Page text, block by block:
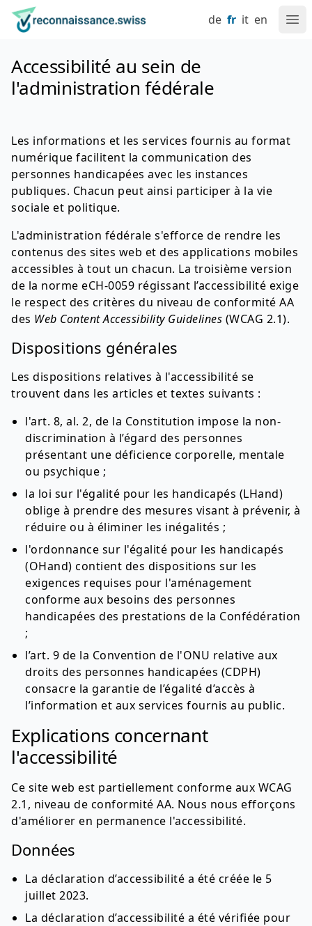
Naviguez sur reconnaissance.swiss
Aller au contenu
Réglage de la langue
Navigation principale
Retour à la page d'accueil de fr it en
Accessibilité au sein de
l'administration fédérale
Les informations et les services fournis au format
numérique facilitent la communication des
personnes handicapées avec les instances
publiques. Chacun peut ainsi participer à la vie
sociale et politique.
L'administration fédérale s'efforce de rendre les
contenus des sites web et des applications mobiles
accessibles à tout un chacun. La troisième version
de la norme eCH-0059 régissant l’accessibilité exige
le respect des critères du niveau de conformité AA
des Web Content Accessibility Guidelines (WCAG 2.1).
Dispositions générales
Les dispositions relatives à l'accessibilité se
trouvent dans les articles et textes suivants :
l'art. 8, al. 2, de la Constitution impose la non-
discrimination à l’égard des personnes
présentant une déficience corporelle, mentale
ou psychique ;
la loi sur l'égalité pour les handicapés (LHand)
oblige à prendre des mesures visant à prévenir, à
réduire ou à éliminer les inégalités ;
l'ordonnance sur l'égalité pour les handicapés
(OHand) contient des dispositions sur les
exigences requises pour l'aménagement
conforme aux besoins des personnes
handicapées des prestations de la Confédération
;
l’art. 9 de la Convention de l'ONU relative aux
droits des personnes handicapées (CDPH)
consacre la garantie de l’égalité d’accès à
l’information et aux services fournis au public.
Explications concernant
l'accessibilité
Ce site web est partiellement conforme aux WCAG
2.1, niveau de conformité AA. Nous nous efforçons
d'améliorer en permanence l'accessibilité.
Données
La déclaration d’accessibilité a été créée le 5
juillet 2023.
La déclaration d’accessibilité a été vérifiée pour